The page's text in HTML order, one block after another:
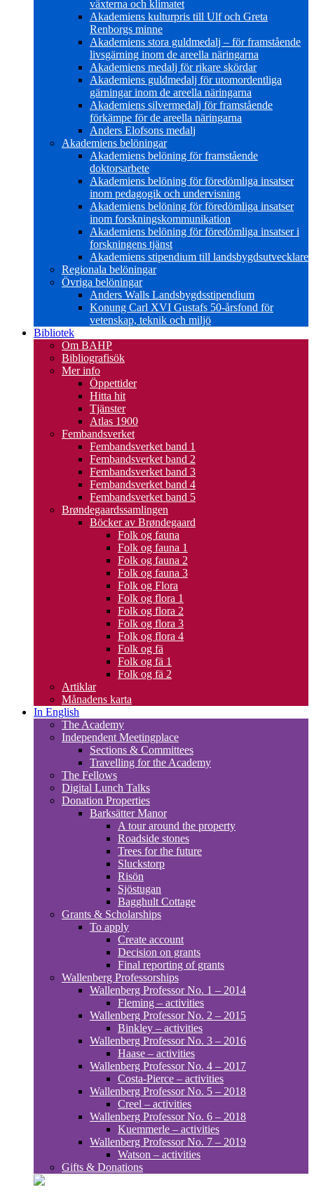
växterna och klimatet
Akademiens kulturpris till Ulf och Greta
Renborgs minne
Akademiens stora guldmedalj – för framstående
livsgärning inom de areella näringarna
Akademiens medalj för rikare skördar
Akademiens guldmedalj för utomordentliga
gärningar inom de areella näringarna
Akademiens silvermedalj för framstående
förkämpe för de areella näringarna
Anders Elofsons medalj
Akademiens belöningar
Akademiens belöning för framstående
doktorsarbete
Akademiens belöning för föredömliga insatser
inom pedagogik och undervisning
Akademiens belöning för föredömliga insatser
inom forskningskommunikation
Akademiens belöning för föredömliga insatser i
forskningens tjänst
Akademiens stipendium till landsbygdsutvecklare
Regionala belöningar
Övriga belöningar
Anders Walls Landsbygdsstipendium
Konung Carl XVI Gustafs 50-årsfond för
vetenskap, teknik och miljö
Bibliotek
Om BAHP
Bibliografisök
Mer info
Öppettider
Hitta hit
Tjänster
Atlas 1900
Fembandsverket
Fembandsverket band 1
Fembandsverket band 2
Fembandsverket band 3
Fembandsverket band 4
Fembandsverket band 5
Brøndegaardssamlingen
Böcker av Brøndegaard
Folk og fauna
Folk og fauna 1
Folk og fauna 2
Folk og fauna 3
Folk og Flora
Folk og flora 1
Folk og flora 2
Folk og flora 3
Folk og flora 4
Folk og fä
Folk og fä 1
Folk og fä 2
Artiklar
Månadens karta
In English
The Academy
Independent Meetingplace
Sections & Committees
Travelling for the Academy
The Fellows
Digital Lunch Talks
Donation Properties
Barksätter Manor
A tour around the property
Roadside stones
Trees for the future
Sluckstorp
Risön
Sjöstugan
Bagghult Cottage
Grants & Scholarships
To apply
Create account
Decision on grants
Final reporting of grants
Wallenberg Professorships
Wallenberg Professor No. 1 – 2014
Fleming – activities
Wallenberg Professor No. 2 – 2015
Binkley – activities
Wallenberg Professor No. 3 – 2016
Haase – activities
Wallenberg Professor No. 4 – 2017
Costa-Pierce – activities
Wallenberg Professor No. 5 – 2018
Creel – activities
Wallenberg Professor No. 6 – 2018
Kuemmerle – activities
Wallenberg Professor No. 7 – 2019
Watson – activities
Gifts & Donations